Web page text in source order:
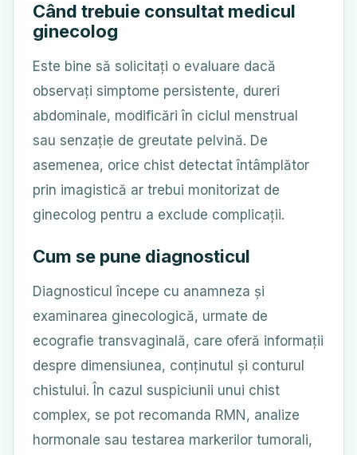
Când trebuie consultat medicul
ginecolog
Este bine să solicitați o evaluare dacă
observați simptome persistente, dureri
abdominale, modificări în ciclul menstrual
sau senzație de greutate pelvină. De
asemenea, orice chist detectat întâmplător
prin imagistică ar trebui monitorizat de
ginecolog pentru a exclude complicații.
Cum se pune diagnosticul
Diagnosticul începe cu anamneza și
examinarea ginecologică, urmate de
ecografie transvaginală, care oferă informații
despre dimensiunea, conținutul și conturul
chistului. În cazul suspiciunii unui chist
complex, se pot recomanda RMN, analize
hormonale sau testarea markerilor tumorali,